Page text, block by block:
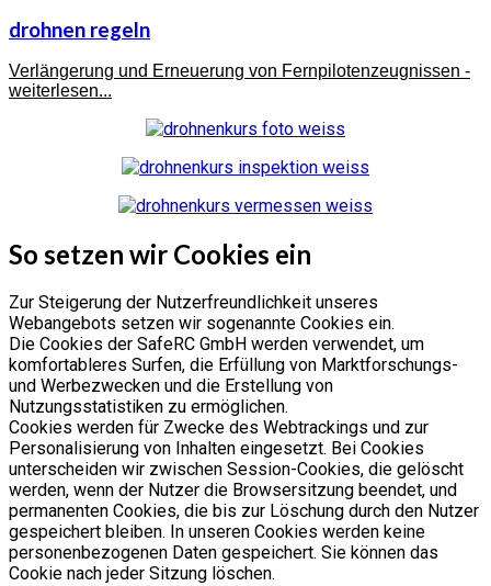
drohnen regeln
Verlängerung und Erneuerung von Fernpilotenzeugnissen -
weiterlesen...
So setzen wir Cookies ein
Zur Steigerung der Nutzerfreundlichkeit unseres
Webangebots setzen wir sogenannte Cookies ein.
Die Cookies der SafeRC GmbH werden verwendet, um
komfortableres Surfen, die Erfüllung von Marktforschungs-
und Werbezwecken und die Erstellung von
Nutzungsstatistiken zu ermöglichen.
Cookies werden für Zwecke des Webtrackings und zur
Personalisierung von Inhalten eingesetzt. Bei Cookies
unterscheiden wir zwischen Session-Cookies, die gelöscht
werden, wenn der Nutzer die Browsersitzung beendet, und
permanenten Cookies, die bis zur Löschung durch den Nutzer
gespeichert bleiben. In unseren Cookies werden keine
personenbezogenen Daten gespeichert. Sie können das
Cookie nach jeder Sitzung löschen.